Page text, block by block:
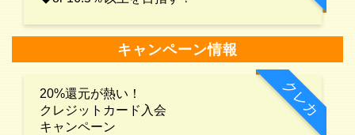
キャンペーン情報
クレカ
20%還元が熱い！
クレジットカード入会
キャンペーン